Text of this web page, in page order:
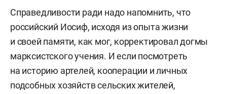
Справедливости ради надо напомнить, что
российский Иосиф, исходя из опыта жизни
и своей памяти, как мог, корректировал догмы
марксистского учения. И если посмотреть
на историю артелей, кооперации и личных
подсобных хозяйств сельских жителей,